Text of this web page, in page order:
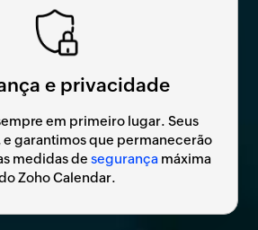
e privacidade
em primeiro lugar. Seus
e garantimos que permanecerão
medidas de segurança máxima
Zoho Calendar.